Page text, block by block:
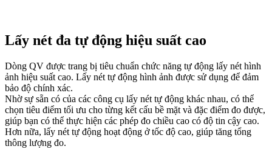
Lấy nét đa tự động hiệu suất cao
Dòng QV được trang bị tiêu chuẩn chức năng tự động lấy nét hình
ảnh hiệu suất cao. Lấy nét tự động hình ảnh được sử dụng để đảm
bảo độ chính xác.
Nhờ sự sẵn có của các công cụ lấy nét tự động khác nhau, có thể
chọn tiêu điểm tối ưu cho từng kết cấu bề mặt và đặc điểm đo được,
giúp bạn có thể thực hiện các phép đo chiều cao có độ tin cậy cao.
Hơn nữa, lấy nét tự động hoạt động ở tốc độ cao, giúp tăng tổng
thông lượng đo.